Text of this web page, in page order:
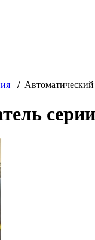
/ Автоматический